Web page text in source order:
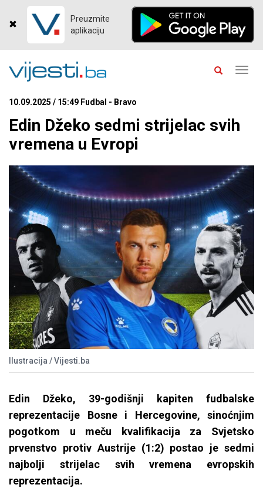
Preuzmite
aplikaciju
10.09.2025 / 15:49 Fudbal - Bravo
Edin Džeko sedmi strijelac svih
vremena u Evropi
Ilustracija / Vijesti.ba
Edin Džeko, 39-godišnji kapiten fudbalske
reprezentacije Bosne i Hercegovine, sinoćnjim
pogotkom u meču kvalifikacija za Svjetsko
prvenstvo protiv Austrije (1:2) postao je sedmi
najbolji strijelac svih vremena evropskih
reprezentacija.